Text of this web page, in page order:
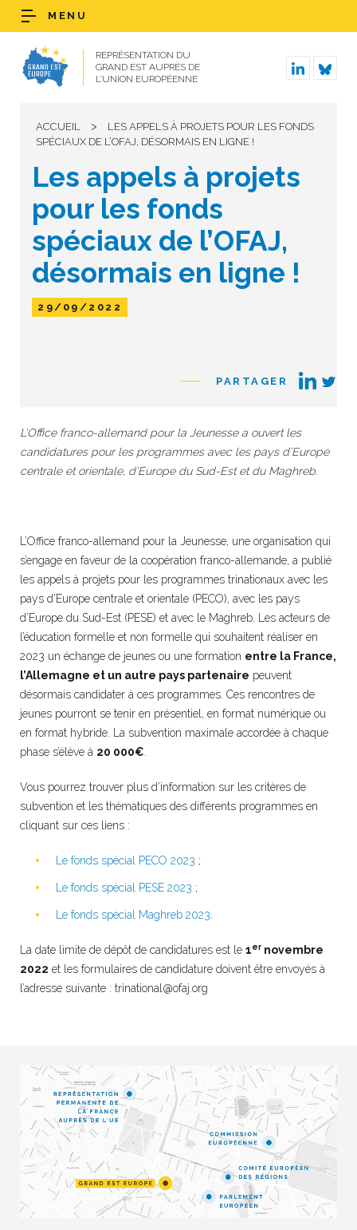
REPRÉSENTATION DU
GRAND EST AUPRÈS DE
L’UNION EUROPÉENNE
MENU
ACCUEIL >
LES APPELS À PROJETS POUR LES FONDS
SPÉCIAUX DE L’OFAJ, DÉSORMAIS EN LIGNE !
Les appels à projets
pour les fonds
spéciaux de l’OFAJ,
désormais en ligne !
29/09/2022
PARTAGER
L’Office franco-allemand pour la Jeunesse a ouvert les
candidatures pour les programmes avec les pays d’Europe
centrale et orientale, d’Europe du Sud-Est et du Maghreb.
L’Office franco-allemand pour la Jeunesse, une organisation qui
s’engage en faveur de la coopération franco-allemande, a publié
les appels à projets pour les programmes trinationaux avec les
pays d’Europe centrale et orientale (PECO), avec les pays
d’Europe du Sud-Est (PESE) et avec le Maghreb. Les acteurs de
l’éducation formelle et non formelle qui souhaitent réaliser en
2023 un échange de jeunes ou une formation entre la France,
l’Allemagne et un autre pays partenaire peuvent
désormais candidater à ces programmes. Ces rencontres de
jeunes pourront se tenir en présentiel, en format numérique ou
en format hybride. La subvention maximale accordée à chaque
phase s’élève à 20 000€
Vous pourrez trouver plus d’information sur les critères de
subvention et les thématiques des différents programmes en
cliquant sur ces liens :
Le fonds spécial PECO 2023 ;
Le fonds spécial PESE 2023 ;
Le fonds spécial Maghreb 2023
La date limite de dépôt de candidatures est le 1er novembre
2022 et les formulaires de candidature doivent être envoyés à
l’adresse suivante : trinational@ofaj.org